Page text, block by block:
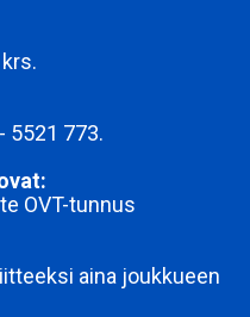
5521 773.
OVT-tunnus
aina joukkueen